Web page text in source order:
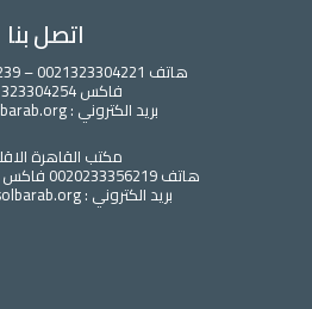
اتصل بنا
هاتف 0021323304221 – 00221323304239
فاكس 0021323304254
بريد الكتروني : relex@solbarab.org
مكتب القاهرة
هاتف 0020233356219 فاكس 0020233374790
بريد الكتروني : aisucairo@solbarab.org